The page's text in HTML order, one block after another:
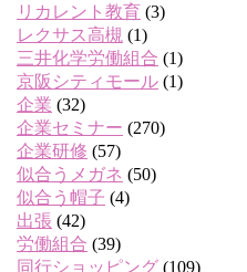
リカレント教育 (3)
レクサス高槻 (1)
三井化学労働組合 (1)
京阪シティモール (1)
企業 (32)
企業セミナー (270)
企業研修 (57)
似合うメガネ (50)
似合う帽子 (4)
出張 (42)
労働組合 (39)
同行ショッピング (109)